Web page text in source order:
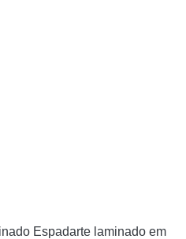
Espadarte laminado em